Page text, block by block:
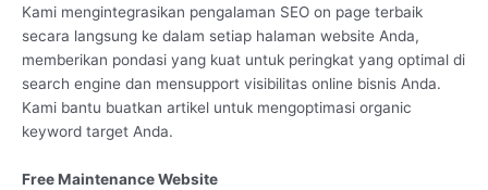
Kami mengintegrasikan pengalaman SEO on page terbaik
secara langsung ke dalam setiap halaman website Anda,
memberikan pondasi yang kuat untuk peringkat yang optimal di
search engine dan mensupport visibilitas online bisnis Anda.
Kami bantu buatkan artikel untuk mengoptimasi organic
keyword target Anda.
Free Maintenance Website